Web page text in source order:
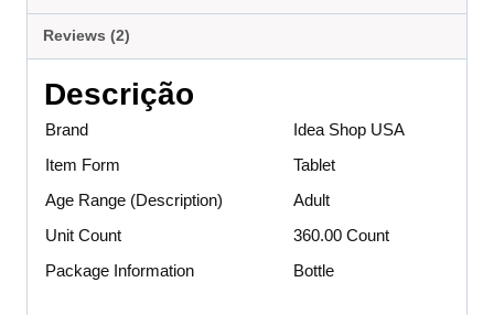
Reviews (2)
Descrição
Brand
Idea Shop USA
Item Form
Tablet
Age Range (Description)
Adult
Unit Count
360.00 Count
Package Information
Bottle